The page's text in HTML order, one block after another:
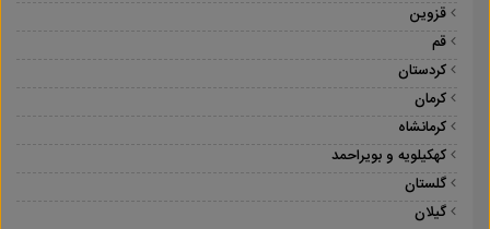
قزوین
قم
کردستان
کرمان
کرمانشاه
کهکیلویه و بویراحمد
گلستان
گیلان